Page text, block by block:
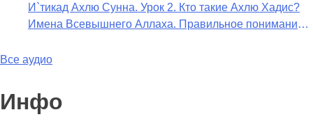
Что означает утверждение сифата «биля кейфа» (без
образа)?
И`тикад Ахлю Сунна. Урок 2. Кто такие Ахлю Хадис?
Имена Всевышнего Аллаха. Правильное понимание
Все аудио
Инфо